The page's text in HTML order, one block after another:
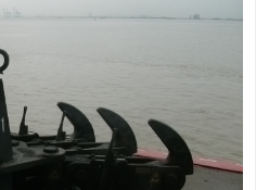
输油臂